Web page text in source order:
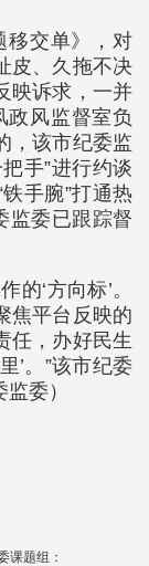
移交单》，对
皮、久拖不决
映诉求，一并
政风监督室负
，该市纪委监
手”进行约谈
手腕”打通热
监委已跟踪督
‘方向标’。
焦平台反映的
任，办好民生
’。”该市纪委
委）
课题组：